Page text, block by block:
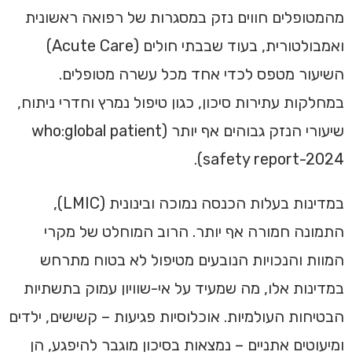
מהמטופלים חווים נזק במסגרות של רפואה ראשונית
ואמבולטורית, בעוד שבבתי חולים (Acute Care)
השיעור מטפס לכדי אחד מכל עשרה מטופלים.
במחלקות עתירות סיכון, כגון טיפול נמרץ וחדרי ניתוח,
שיעורי הנזק גבוהים אף יותר (who:global patient
safety report-2024).
במדינות בעלות הכנסה נמוכה ובינונית (LMIC),
התמונה חמורה אף יותר. הרוב המוחלט של מקרי
המוות והנכויות הנובעים מטיפול לא בטוח מתרחש
במדינות אלו, מה שמעיד על אי-שוויון עמוק בתשתיות
הבטיחות העולמיות. אוכלוסיות פגיעות – קשישים, ילדים
ומיעוטים אתניים – נמצאות בסיכון מוגבר להיפגע, הן